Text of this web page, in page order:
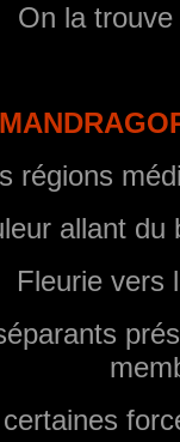
On la
régions
allant du
Fleurie vers